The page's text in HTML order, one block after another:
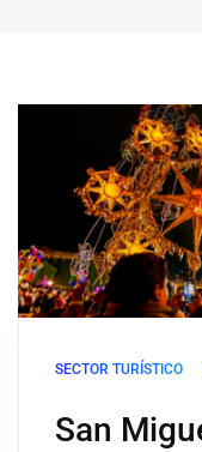
SECTOR TURÍSTICO
San